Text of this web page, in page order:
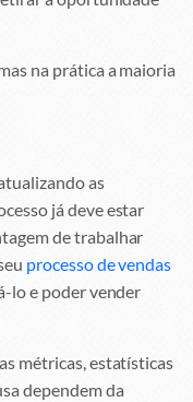
na prática a maioria
as
já deve estar
de trabalhar
processo de vendas
lo e poder vender
métricas, estatísticas
dependem da